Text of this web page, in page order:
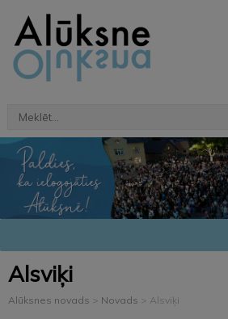
Alsviķi
Alūksnes novads > Novads > Alsviķi